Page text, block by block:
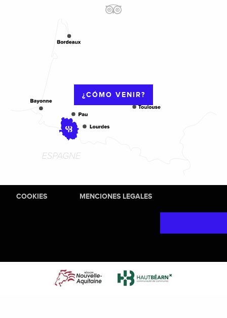
¿CÓMO VENIR?
COOKIES MENCIONES LEGALES